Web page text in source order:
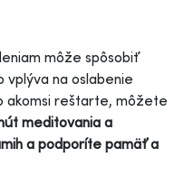
môže spôsobiť
vplýva na oslabenie
akomsi reštarte, môžete
meditovania a
a podporíte pamäť a